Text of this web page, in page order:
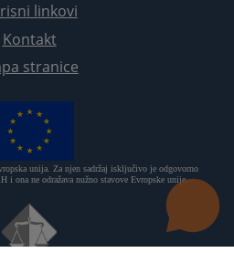
linkovi
Kontakt
stranice
unija. Za njen sadržaj isključivo je odgovorno
i ona ne odražava nužno stavove Evropske unije.